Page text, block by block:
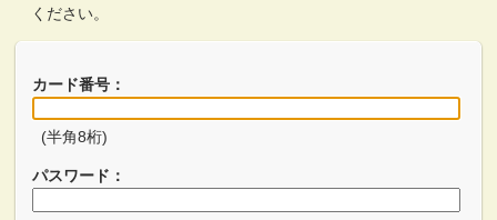
ください。
カード番号：
(半角8桁)
パスワード：